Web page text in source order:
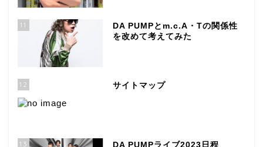
11
DA PUMPとm.c.A・Tの関係性
を改めて考えてみた
12 サイトマップ
13
DA PUMPライブ2023日程